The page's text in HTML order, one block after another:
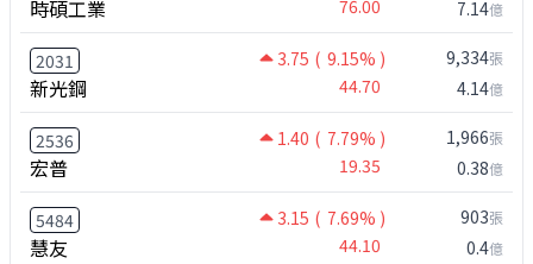
時碩工業 76.00 7.14億
2031 3.75 ( 9.15% )
新光鋼 44.70
9,334張
4.14億
2536 1.40 ( 7.79% )
宏普 19.35
1,966張
0.38億
5484 3.15 ( 7.69% )
慧友 44.10
903張
0.4億